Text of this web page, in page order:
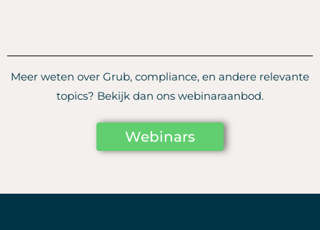
Meer weten over Grub, compliance, en andere relevante
topics? Bekijk dan ons webinaraanbod.
Webinars